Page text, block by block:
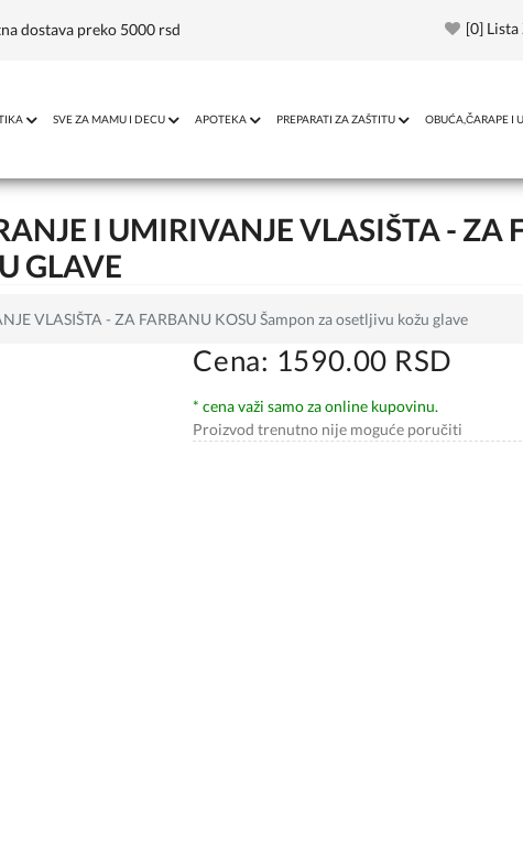
dostava preko 5000 rsd [0] Lista
SVE ZA MAMU I DECU APOTEKA PREPARATI ZA ZAŠTITU OBUĆA,ČARAPE I
I UMIRIVANJE VLASIŠTA - ZA
GLAVE
VLASIŠTA - ZA FARBANU KOSU Šampon za osetljivu kožu glave
Cena: 1590.00 RSD
* cena važi samo za online kupovinu.
Proizvod trenutno nije moguće poručiti